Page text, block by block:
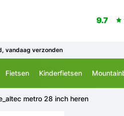
9.7
vandaag verzonden
Fietsen Kinderfietsen
metro 28 inch heren